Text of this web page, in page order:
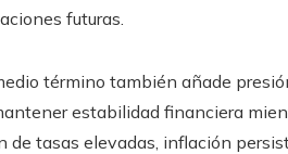
futuras.
término también añade
estabilidad financiera
de tasas elevadas, inflación